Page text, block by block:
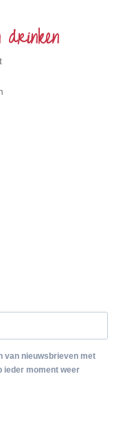
drinken
van nieuwsbrieven met
ieder moment weer